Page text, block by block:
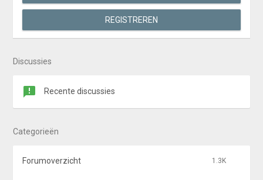
REGISTREREN
Discussies
Recente discussies
Categorieën
1.3K
Forumoverzicht